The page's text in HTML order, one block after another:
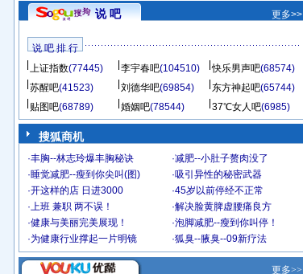
说 吧 更多>>
说 吧 排 行
上证指数(77445) 李宇春吧(104510) 快乐男声吧(68574)
苏醒吧(41523) 刘德华吧(69854) 东方神起吧(65744)
贴图吧(68789) 婚姻吧(78544) 37℃女人吧(6985)
搜狐商机
·丰胸--林志玲爆丰胸秘诀 ·减肥--小肚子赘肉没了
·睡觉减肥--瘦到你尖叫(图) ·吸引异性的秘密武器
·开这样的店 日进3000 ·45岁以前停经不正常
·上班 兼职 两不误！ ·解决脸黄脾虚腰痛良方
·健康与美丽完美展现！ ·泡脚减肥--瘦到你叫停！
·为健康行业撑起一片明镜 ·狐臭--腋臭--09新疗法